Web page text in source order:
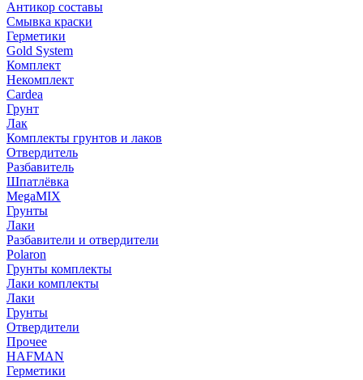
Антикор составы
Смывка краски
Герметики
Gold System
Комплект
Некомплект
Cardea
Грунт
Лак
Комплекты грунтов и лаков
Отвердитель
Разбавитель
Шпатлёвка
MegaMIX
Грунты
Лаки
Разбавители и отвердители
Polaron
Грунты комплекты
Лаки комплекты
Лаки
Грунты
Отвердители
Прочее
HAFMAN
Герметики